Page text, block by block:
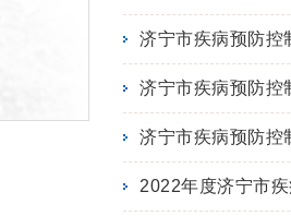
济宁市疾病预防控
济宁市疾病预防控
济宁市疾病预防控
2022年度济宁市